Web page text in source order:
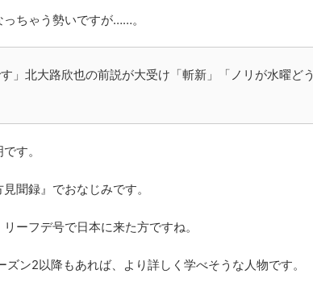
ちゃう勢いですが……。
」北大路欣也の前説が大受け「斬新」「ノリが水曜どう
す。
聞録』でおなじみです。
ーフデ号で日本に来た方ですね。
ン2以降もあれば、より詳しく学べそうな人物です。